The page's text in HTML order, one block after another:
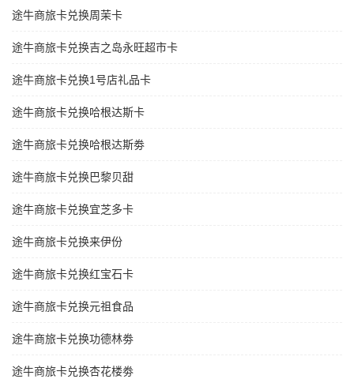
途牛商旅卡兑换周茉卡
途牛商旅卡兑换吉之岛永旺超市卡
途牛商旅卡兑换1号店礼品卡
途牛商旅卡兑换哈根达斯卡
途牛商旅卡兑换哈根达斯劵
途牛商旅卡兑换巴黎贝甜
途牛商旅卡兑换宜芝多卡
途牛商旅卡兑换来伊份
途牛商旅卡兑换红宝石卡
途牛商旅卡兑换元祖食品
途牛商旅卡兑换功德林劵
途牛商旅卡兑换杏花楼劵